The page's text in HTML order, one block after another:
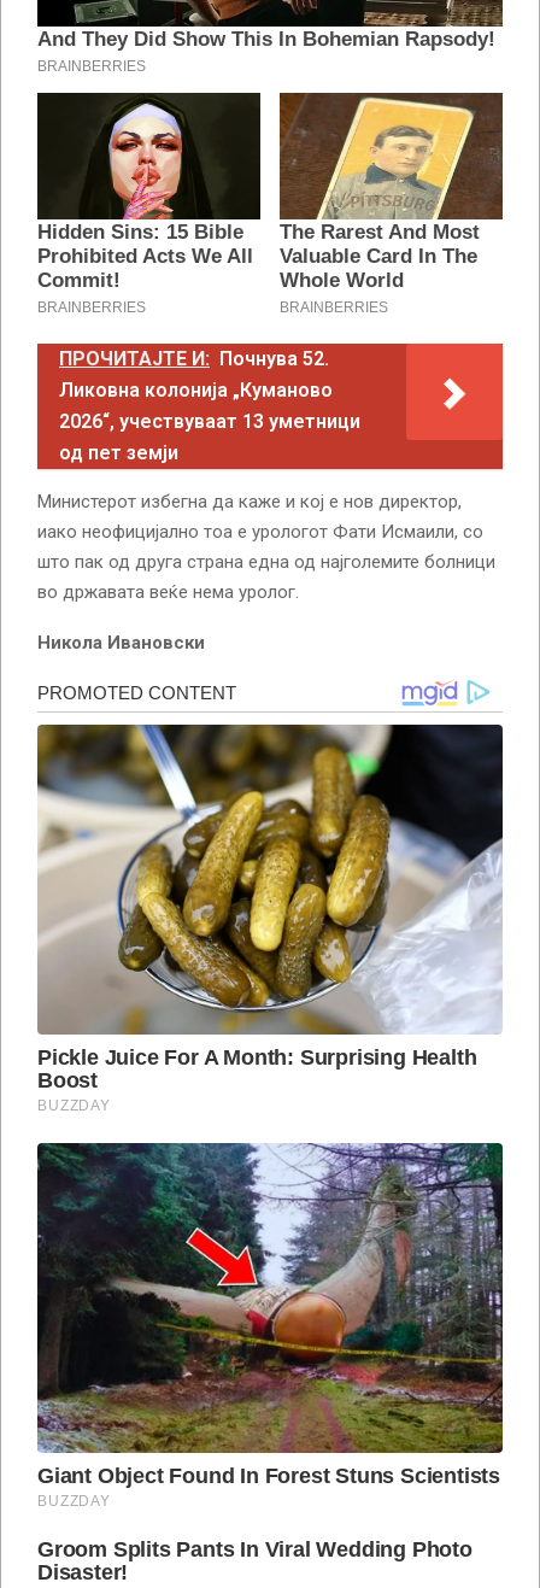
ПРОЧИТАЈТЕ И: Почнува 52.
Ликовна колонија „Куманово
2026“, учествуваат 13 уметници
од пет земји
Министерот избегна да каже и кој е нов директор,
иако неофицијално тоа е урологот Фати Исмаили, со
што пак од друга страна една од најголемите болници
во државата веќе нема уролог.
Никола Ивановски